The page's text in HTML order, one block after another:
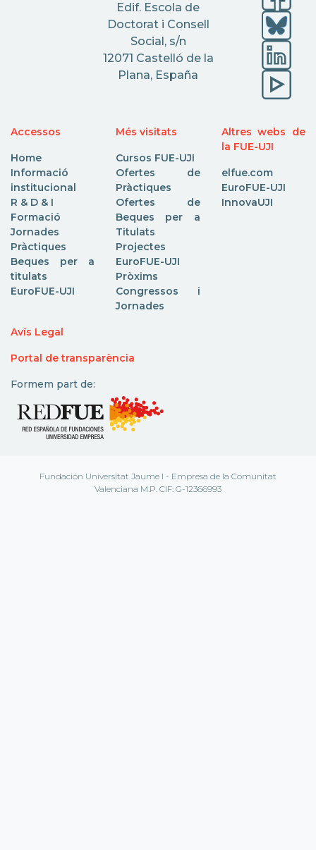
Edif. Escola de
Doctorat i Consell
Social, s/n
12071 Castelló de la
Plana, España
Accessos
Home
Informació
institucional
R & D & I
Formació
Jornades
Pràctiques
Beques per a
titulats
EuroFUE-UJI
Més visitats
Cursos FUE-UJI
Ofertes de
Pràctiques
Ofertes de
Beques per a
Titulats
Projectes
EuroFUE-UJI
Pròxims
Congressos i
Jornades
Altres webs de
la FUE-UJI
elfue.com
EuroFUE-UJI
InnovaUJI
Avís Legal
Portal de transparència
Formem part de:
Fundación Universitat Jaume I - Empresa de la Comunitat
Valenciana M.P. CIF: G-12366993